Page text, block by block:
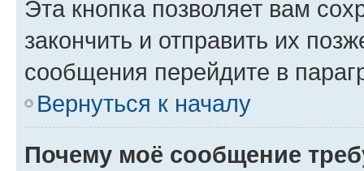
Эта кнопка позволяет вам
закончить и отправить их
сообщения перейдите в
Вернуться к началу
Почему моё сообщение